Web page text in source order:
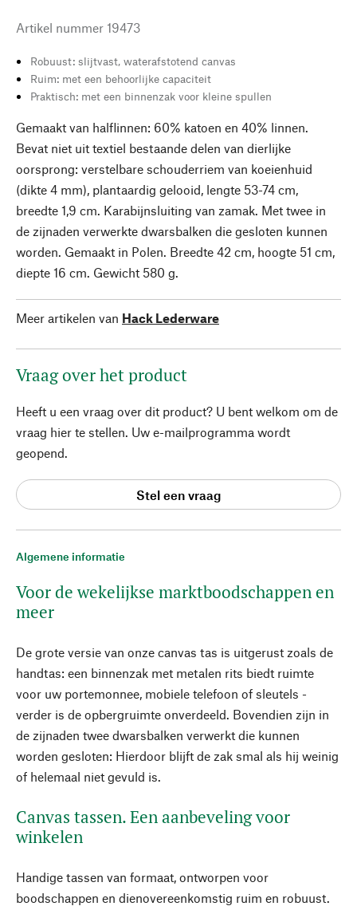
Algemene informatie
Voor de wekelijkse marktboodschappen en
meer
De grote versie van onze canvas tas is uitgerust zoals de
handtas: een binnenzak met metalen rits biedt ruimte
voor uw portemonnee, mobiele telefoon of sleutels -
verder is de opbergruimte onverdeeld. Bovendien zijn in
de zijnaden twee dwarsbalken verwerkt die kunnen
worden gesloten: Hierdoor blijft de zak smal als hij weinig
of helemaal niet gevuld is.
Canvas tassen. Een aanbeveling voor
winkelen
Handige tassen van formaat, ontworpen voor
boodschappen en dienovereenkomstig ruim en robuust.
Artikel nummer 19473
Robuust: slijtvast, waterafstotend canvas
Ruim: met een behoorlijke capaciteit
Praktisch: met een binnenzak voor kleine spullen
Gemaakt van halflinnen: 60% katoen en 40% linnen.
Bevat niet uit textiel bestaande delen van dierlijke
oorsprong: verstelbare schouderriem van koeienhuid
(dikte 4 mm), plantaardig gelooid, lengte 53-74 cm,
breedte 1,9 cm. Karabijnsluiting van zamak. Met twee in
de zijnaden verwerkte dwarsbalken die gesloten kunnen
worden. Gemaakt in Polen. Breedte 42 cm, hoogte 51 cm,
diepte 16 cm. Gewicht 580 g.
Meer artikelen van Hack Lederware
Vraag over het product
Heeft u een vraag over dit product? U bent welkom om de
vraag hier te stellen. Uw e-mailprogramma wordt
geopend.
Stel een vraag